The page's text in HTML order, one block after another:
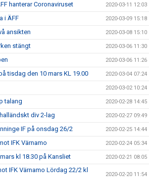
hanterar Coronaviruset 2020-03-11 12:03
i ÄFF 2020-03-09 15:18
ansikten 2020-03-08 15:10
stängt 2020-03-06 11:30
2020-03-06 11:26
tisdag den 10 mars KL 19.00 2020-03-04 07:24
2020-03-02 10:24
talang 2020-02-28 14:45
div 2-lag 2020-02-27 09:49
IF på onsdag 26/2 2020-02-25 14:44
IFK Värnamo 2020-02-24 05:34
kl 18.30 på Kansliet 2020-02-21 08:05
IFK Värnamo Lördag 22/2 kl
2020-02-20 11:54